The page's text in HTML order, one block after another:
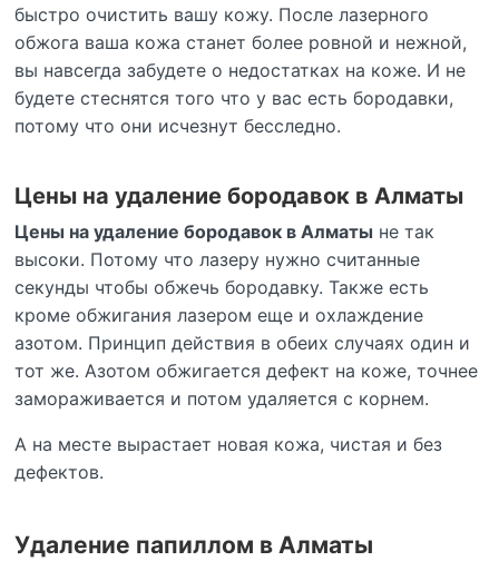
быстро очистить вашу кожу. После лазерного
обжога ваша кожа станет более ровной и нежной,
вы навсегда забудете о недостатках на коже. И не
будете стеснятся того что у вас есть бородавки,
потому что они исчезнут бесследно.
Цены на удаление бородавок в Алматы
Цены на удаление бородавок в Алматы не так
высоки. Потому что лазеру нужно считанные
секунды чтобы обжечь бородавку. Также есть
кроме обжигания лазером еще и охлаждение
азотом. Принцип действия в обеих случаях один и
тот же. Азотом обжигается дефект на коже, точнее
замораживается и потом удаляется с корнем.
А на месте вырастает новая кожа, чистая и без
дефектов.
Удаление папиллом в Алматы